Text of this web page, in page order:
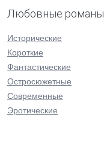
Любовные романы
Исторические
Короткие
Фантастические
Остросюжетные
Современные
Эротические